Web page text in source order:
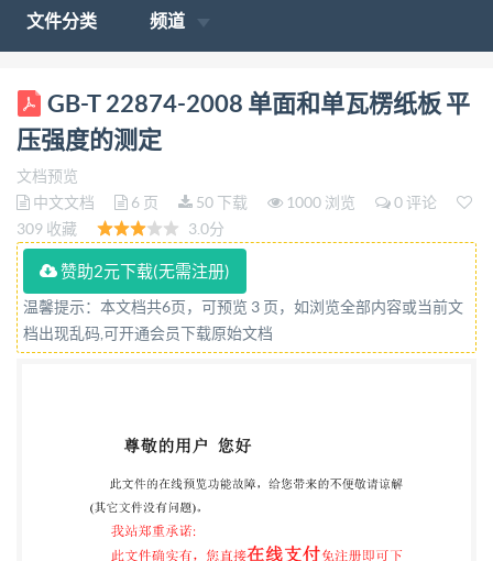
文件分类 频道
ICS 85-010 Y 30 GB 中华人民共和国国家标准
GB/T22874—2008 单面和单瓦楞纸板 平压强度的测
定 Single-faced and single-wall corrugated fibreboard-
Determination of flat crush resistance
(ISO3035:1982,MOD) 2008-12-30发布 2009-09-01实
施 中华人民共和国国家质量监督检验检疫总局 发布
中国国家标准化管理委员会 GB/T 22874—2008 前言
本标准修改采用ISO3035：1982《单面和单瓦楞纸板
平压强度的测定》。 本标准与ISO3035：1982相
性引用文件取代国际标准中的参考资料，并将
ISO3035中引用的国际标准转化为与之 相对应的国家
标准（本标准的第2章）； -将平压试验仪的平行度偏
差不大于“1：1000”改为“1：2000”（本标准的4.1)；
GB-T 22874-2008 单面和单瓦楞纸板 平
压强度的测定
文档预览
中文文档
6 页 50 下载 1000 浏览
0 评论
309 收藏
3.0分
赞助2元下载(无需注册)
温馨提示：本文档共6页，可预览 3 页，如浏览全部内容或当前文
档出现乱码,可开通会员下载原始文档